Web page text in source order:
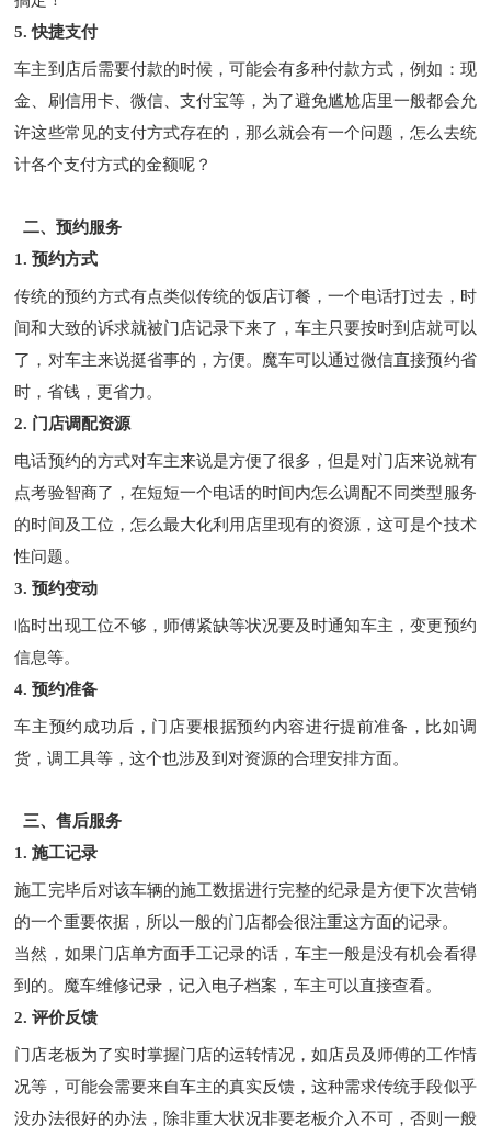
5. 快捷支付
车主到店后需要付款的时候，可能会有多种付款方式，例如：现
金、刷信用卡、微信、支付宝等，为了避免尴尬店里一般都会允
许这些常见的支付方式存在的，那么就会有一个问题，怎么去统
计各个支付方式的金额呢？
二、预约服务
1. 预约方式
传统的预约方式有点类似传统的饭店订餐，一个电话打过去，时
间和大致的诉求就被门店记录下来了，车主只要按时到店就可以
了，对车主来说挺省事的，方便。魔车可以通过微信直接预约省
时，省钱，更省力。
2. 门店调配资源
电话预约的方式对车主来说是方便了很多，但是对门店来说就有
点考验智商了，在短短一个电话的时间内怎么调配不同类型服务
的时间及工位，怎么最大化利用店里现有的资源，这可是个技术
性问题。
3. 预约变动
临时出现工位不够，师傅紧缺等状况要及时通知车主，变更预约
信息等。
4. 预约准备
车主预约成功后，门店要根据预约内容进行提前准备，比如调
货，调工具等，这个也涉及到对资源的合理安排方面。
三、售后服务
1. 施工记录
施工完毕后对该车辆的施工数据进行完整的纪录是方便下次营销
的一个重要依据，所以一般的门店都会很注重这方面的记录。
当然，如果门店单方面手工记录的话，车主一般是没有机会看得
到的。魔车维修记录，记入电子档案，车主可以直接查看。
2. 评价反馈
门店老板为了实时掌握门店的运转情况，如店员及师傅的工作情
况等，可能会需要来自车主的真实反馈，这种需求传统手段似乎
没办法很好的办法，除非重大状况非要老板介入不可，否则一般